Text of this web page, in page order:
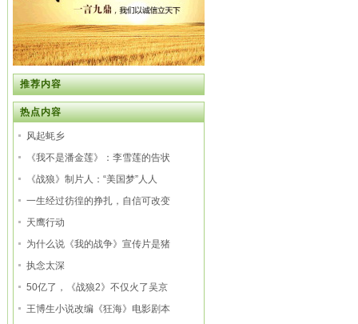
推荐内容
热点内容
风起蚝乡
《我不是潘金莲》：李雪莲的告状
《战狼》制片人：“美国梦”人人
一生经过彷徨的挣扎，自信可改变
天鹰行动
为什么说《我的战争》宣传片是猪
执念太深
50亿了，《战狼2》不仅火了吴京
王博生小说改编《狂海》电影剧本